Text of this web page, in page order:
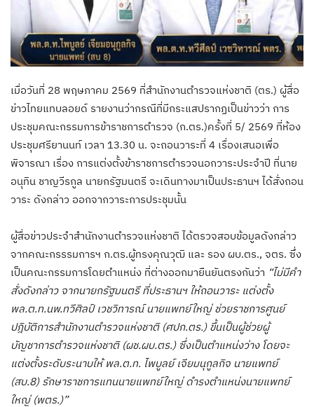
เมื่อวันที่ 28 พฤษภาคม 2569 ที่สำนักงานตำรวจแห่งชาติ (ตร.) ผู้สื่อ
ข่าวไทยแทบลอยด์ รายงานว่ากรณีที่มีกระแสปรากฏเป็นข่าวว่า การ
ประชุมคณะกรรมการข้าราชการตำรวจ (ก.ตร.)ครั้งที่ 5/ 2569 ที่ห้อง
ประชุมศรียานนท์ เวลา 13.30 น. จะถอนวาระที่ 4 เรื่องเสนอเพื่อ
พิจารณา เรื่อง การแต่งตั้งข้าราชการตำรวจนอกวาระประจำปี ที่นาย
อนุทิน ชาญวีรกูล นายกรัฐมนตรี จะเดินทางมาเป็นประธานฯ ได้สั่งถอน
วาระ ดังกล่าว ออกจากวาระการประชุมนั้น
ผู้สื่อข่าวประจำสำนักงานตำรวจแห่งชาติ ได้ตรวจสอบข้อมูลดังกล่าว
จากคณะกรรรมการฯ ก.ตร.ผู้ทรงคุณวุฒิ และ รอง ผบ.ตร., จตร. ซึ่ง
เป็นคณะกรรมการโดยตำแหน่ง ที่ต่างออกมายืนยันตรงกันว่า “ไม่มีคำ
สั่งดังกล่าว จากนายกรัฐมนตรี ที่ประธานฯ ให้ถอนวาระ แต่งตั้ง
พล.ต.ท.นพ.ทวีศิลป์ เวชวิทารณ์ นายแพทย์ใหญ่ ช่วยราชการศูนย์
ปฎิบัติการสำนักงานตำรวจแห่งชาติ (ศปก.ตร.) ขึ้นเป็นผู้ช่วยผู้
บัญชาการตำรวจแห่งชาติ (ผช.ผบ.ตร.) ซึ่งเป็นตำแหน่งว่าง โดยจะ
แต่งตั้งระดับระนาบให้ พล.ต.ท. ไพบูลย์ เจียมนุกูลกิจ นายแพทย์
(สบ.8) รักษาราชการแทนนายแพทย์ใหญ่ ดำรงตำแหน่งนายแพทย์
ใหญ่ (พตร.)”